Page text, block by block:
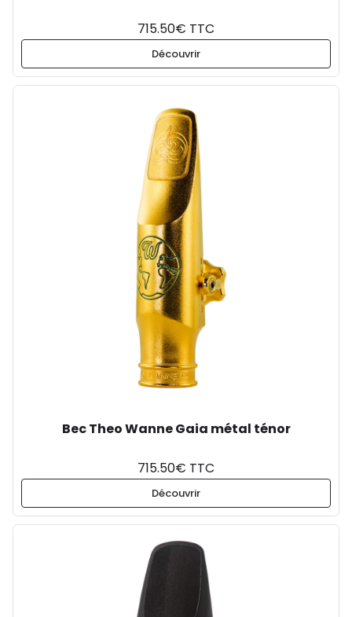
715.50€ TTC
Découvrir
Bec Theo Wanne Gaia métal ténor
715.50€ TTC
Découvrir